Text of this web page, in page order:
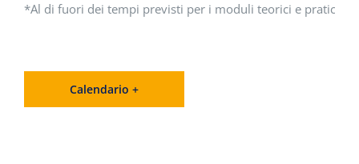
*Al di fuori dei tempi previsti per i moduli teorici e pratici.
Calendario +